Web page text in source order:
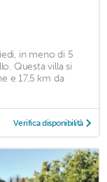
in meno di 5
Questa villa si
e 17,5 km da
Verifica disponibilità